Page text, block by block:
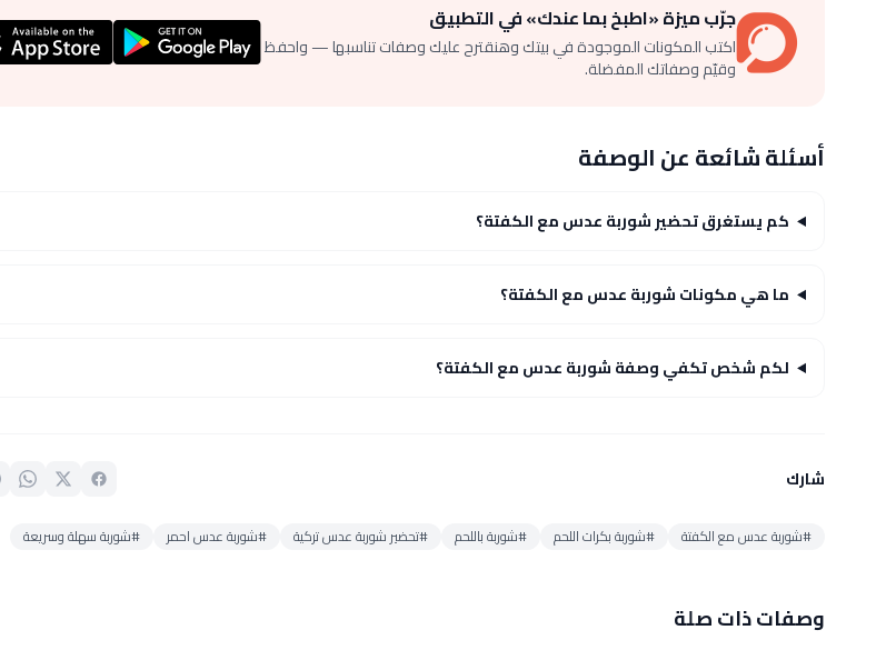
جرّب ميزة «اطبخ بما عندك» في التطبيق
اكتب المكونات الموجودة في بيتك وهنقترح عليك وصفات تناسبها — واحفظ
وقيّم وصفاتك المفضلة.
أسئلة شائعة عن الوصفة
كم يستغرق تحضير شوربة عدس مع الكفتة؟
ما هي مكونات شوربة عدس مع الكفتة؟
لكم شخص تكفي وصفة شوربة عدس مع الكفتة؟
شارك
#شوربة عدس مع الكفتة #شوربة بكرات اللحم #شوربة باللحم #تحضير شوربة عدس تركية #شوربة عدس احمر #شوربة سهلة وسريعة
وصفات ذات صلة